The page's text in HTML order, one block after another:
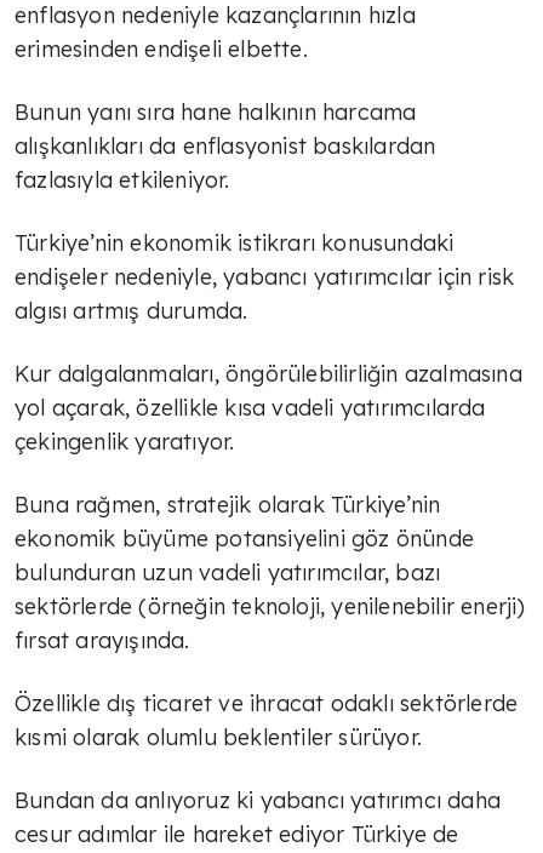
enflasyon nedeniyle kazançlarının hızla
erimesinden endişeli elbette.
Bunun yanı sıra hane halkının harcama
alışkanlıkları da enflasyonist baskılardan
fazlasıyla etkileniyor.
Türkiye’nin ekonomik istikrarı konusundaki
endişeler nedeniyle, yabancı yatırımcılar için risk
algısı artmış durumda.
Kur dalgalanmaları, öngörülebilirliğin azalmasına
yol açarak, özellikle kısa vadeli yatırımcılarda
çekingenlik yaratıyor.
Buna rağmen, stratejik olarak Türkiye’nin
ekonomik büyüme potansiyelini göz önünde
bulunduran uzun vadeli yatırımcılar, bazı
sektörlerde (örneğin teknoloji, yenilenebilir enerji)
fırsat arayışında.
Özellikle dış ticaret ve ihracat odaklı sektörlerde
kısmi olarak olumlu beklentiler sürüyor.
Bundan da anlıyoruz ki yabancı yatırımcı daha
cesur adımlar ile hareket ediyor Türkiye de